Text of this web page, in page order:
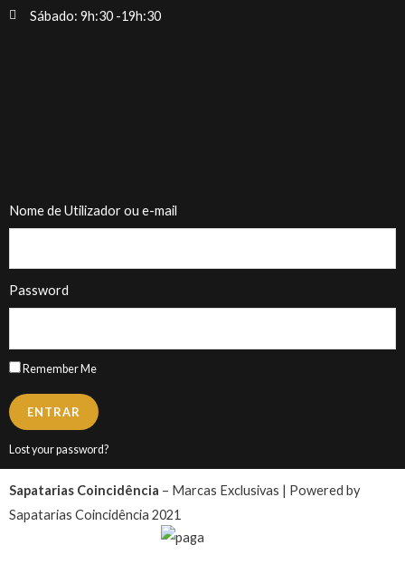
Sábado: 9h:30 -19h:30
Nome de Utilizador ou e-mail
Password
Remember Me
ENTRAR
Lost your password?
Sapatarias Coincidência – Marcas Exclusivas | Powered by
Sapatarias Coincidência 2021